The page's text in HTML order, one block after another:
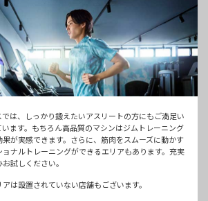
は、しっかり鍛えたいアスリートの方にもご満足い
ます。もちろん高品質のマシンはジムトレーニング
が実感できます。さらに、筋肉をスムーズに動かす
ナルトレーニングができるエリアもあります。充実
試しください。
は設置されていない店舗もございます。